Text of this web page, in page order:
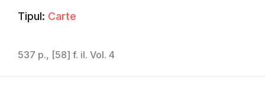
Tipul: Carte
537 p., [58] f. il. Vol. 4